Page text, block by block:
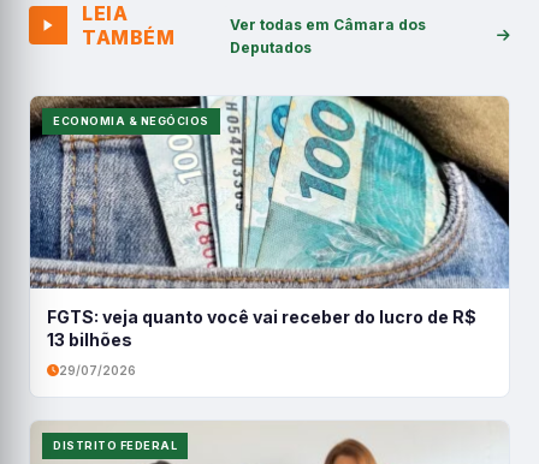
LEIA
TAMBÉM
Ver todas em Câmara dos
Deputados
ECONOMIA & NEGÓCIOS
FGTS: veja quanto você vai receber do lucro de R$
13 bilhões
29/07/2026
DISTRITO FEDERAL